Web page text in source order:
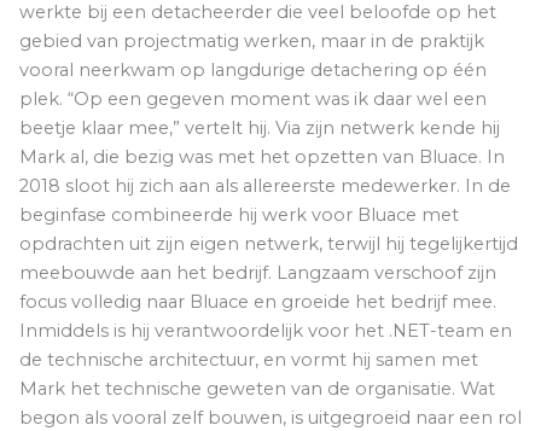
werkte bij een detacheerder die veel beloofde op het
gebied van projectmatig werken, maar in de praktijk
vooral neerkwam op langdurige detachering op één
plek. “Op een gegeven moment was ik daar wel een
beetje klaar mee,” vertelt hij. Via zijn netwerk kende hij
Mark al, die bezig was met het opzetten van Bluace. In
2018 sloot hij zich aan als allereerste medewerker. In de
beginfase combineerde hij werk voor Bluace met
opdrachten uit zijn eigen netwerk, terwijl hij tegelijkertijd
meebouwde aan het bedrijf. Langzaam verschoof zijn
focus volledig naar Bluace en groeide het bedrijf mee.
Inmiddels is hij verantwoordelijk voor het .NET-team en
de technische architectuur, en vormt hij samen met
Mark het technische geweten van de organisatie. Wat
begon als vooral zelf bouwen, is uitgegroeid naar een rol